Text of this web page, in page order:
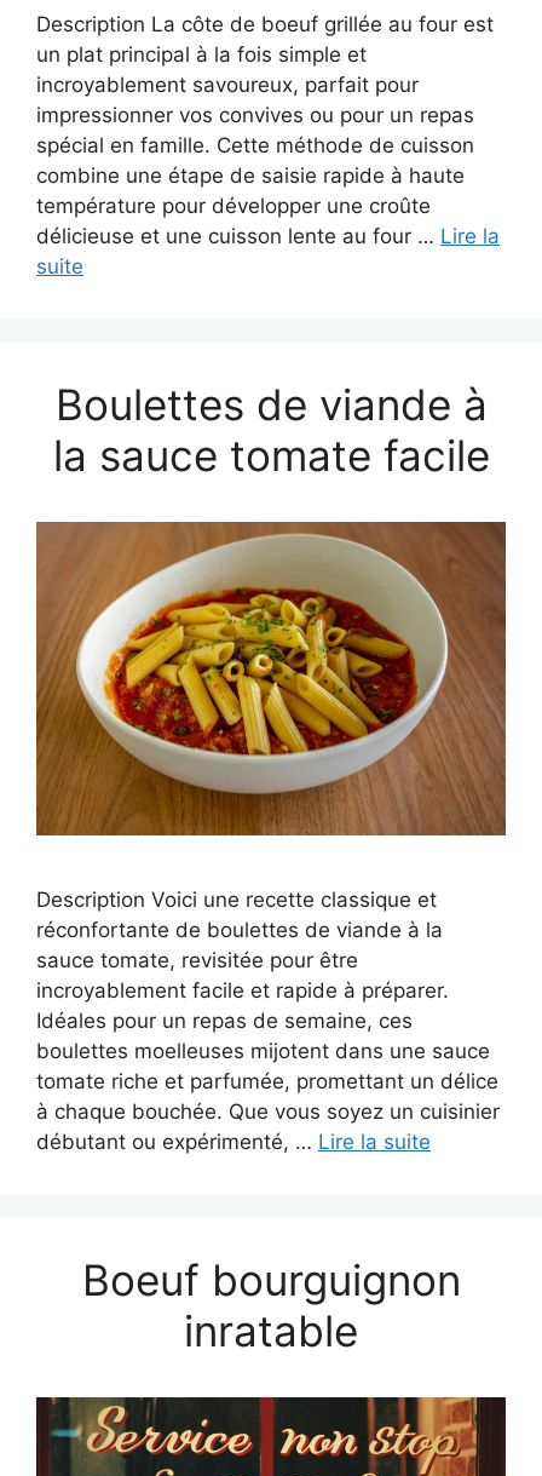
Description La côte de boeuf grillée au four est
un plat principal à la fois simple et
incroyablement savoureux, parfait pour
impressionner vos convives ou pour un repas
spécial en famille. Cette méthode de cuisson
combine une étape de saisie rapide à haute
température pour développer une croûte
délicieuse et une cuisson lente au four … Lire la
suite
Boulettes de viande à
la sauce tomate facile
Description Voici une recette classique et
réconfortante de boulettes de viande à la
sauce tomate, revisitée pour être
incroyablement facile et rapide à préparer.
Idéales pour un repas de semaine, ces
boulettes moelleuses mijotent dans une sauce
tomate riche et parfumée, promettant un délice
à chaque bouchée. Que vous soyez un cuisinier
débutant ou expérimenté, … Lire la suite
Boeuf bourguignon
inratable